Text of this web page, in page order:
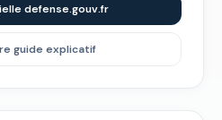
defense.gouv.fr
guide explicatif